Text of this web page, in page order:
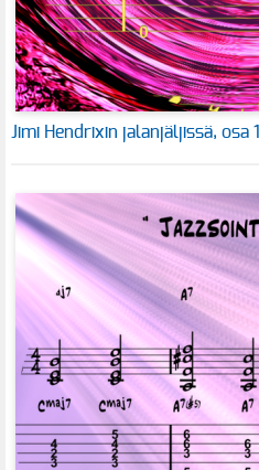
Jimi Hendrixin jalanjäljissä, osa 1